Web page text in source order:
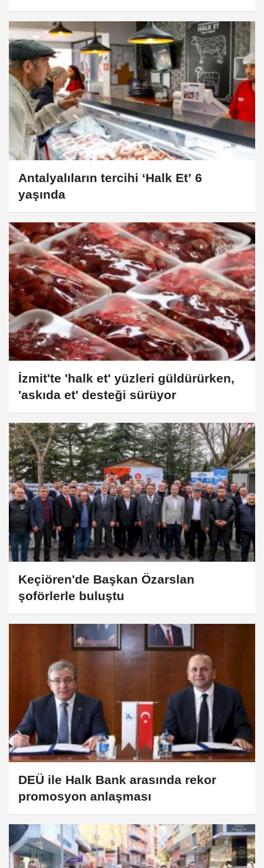
Antalyalıların tercihi ‘Halk Et’ 6
yaşında
İzmit'te 'halk et' yüzleri güldürürken,
'askıda et' desteği sürüyor
Keçiören'de Başkan Özarslan
şoförlerle buluştu
DEÜ ile Halk Bank arasında rekor
promosyon anlaşması